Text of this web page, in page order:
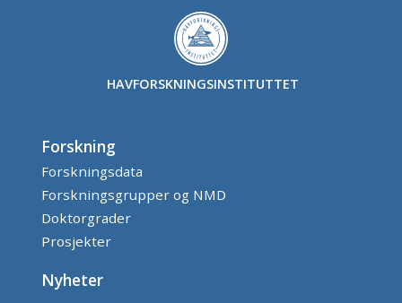
HAVFORSKNINGSINSTITUTTET
Forskning
Forskningsdata
Forskningsgrupper og NMD
Doktorgrader
Prosjekter
Nyheter